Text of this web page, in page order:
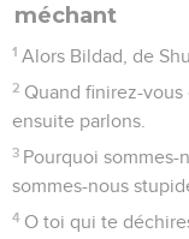
méchant
1 Alors Bildad, de
2 Quand finirez-vous
ensuite parlons.
3 Pourquoi sommes-
sommes-nous
4 O toi qui te